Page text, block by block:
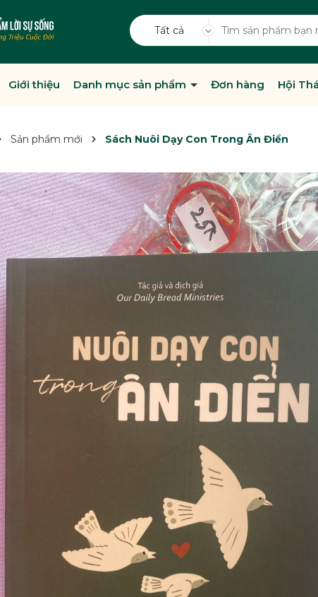
Tất cả
Giới thiệu Danh mục sản phẩm Đơn hàng Hội
Sản phẩm mới Sách Nuôi Dạy Con Trong Ân Điển